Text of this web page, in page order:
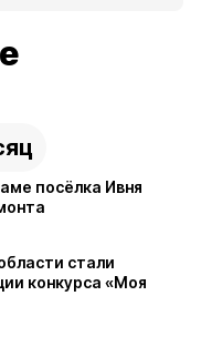
посёлка Ивня
стали
конкурса «Моя